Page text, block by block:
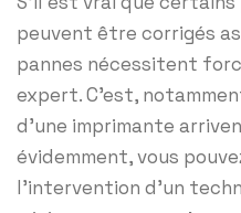
peuvent être corrigés
pannes nécessitent
expert. C’est,
d’une imprimante
évidemment, vous
l’intervention d’un